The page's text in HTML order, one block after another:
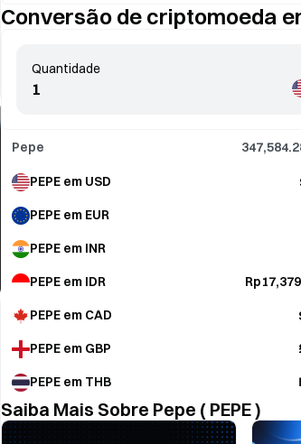
Conversão de criptomoeda
Quantidade
Pepe
PEPE em USD
PEPE em EUR
PEPE em INR
PEPE em IDR
PEPE em CAD
PEPE em GBP
PEPE em THB
Saiba Mais Sobre Pepe ( PEPE )